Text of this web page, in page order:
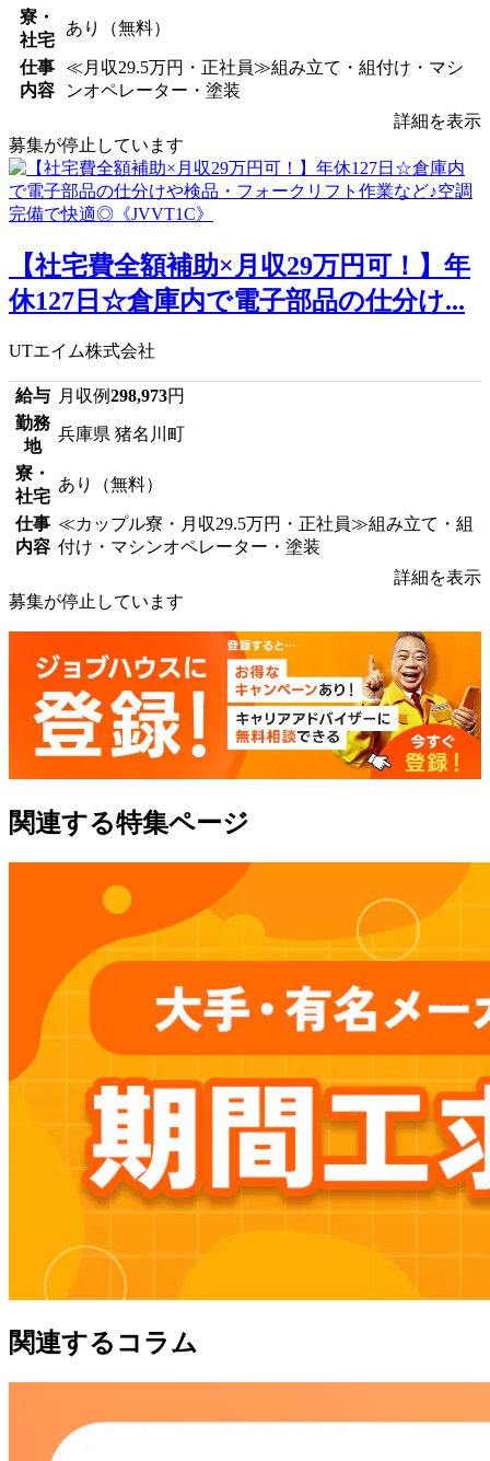
寮・
社宅
あり（無料）
仕事
内容
≪月収29.5万円・正社員≫組み立て・組付け・マシ
ンオペレーター・塗装
詳細を表示
募集が停止しています
【社宅費全額補助×月収29万円可！】年
休127日☆倉庫内で電子部品の仕分け...
UTエイム株式会社
給与 月収例298,973円
勤務
地
兵庫県 猪名川町
寮・
社宅
あり（無料）
仕事
内容
≪カップル寮・月収29.5万円・正社員≫組み立て・組
付け・マシンオペレーター・塗装
詳細を表示
募集が停止しています
関連する特集ページ
関連するコラム